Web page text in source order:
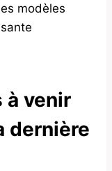
modèles
à venir
dernière